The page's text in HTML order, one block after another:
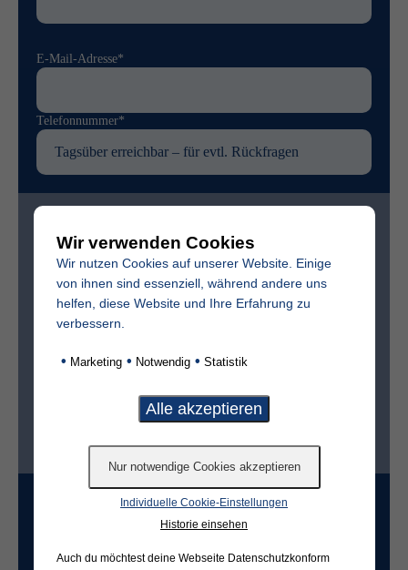
E-Mail-Adresse*
Telefonnummer*
folgende (freiwillige) Angaben:
nein
Wir verwenden Cookies
Wir nutzen Cookies auf unserer Website. Einige
von ihnen sind essenziell, während andere uns
helfen, diese Website und Ihre Erfahrung zu
verbessern.
• Marketing • Notwendig • Statistik
Individuelle Cookie-Einstellungen
Historie einsehen
Auch du möchtest deine Webseite Datenschutzkonform